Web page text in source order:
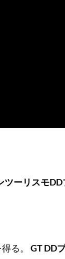
ツーリスモDD
る。 GT DD